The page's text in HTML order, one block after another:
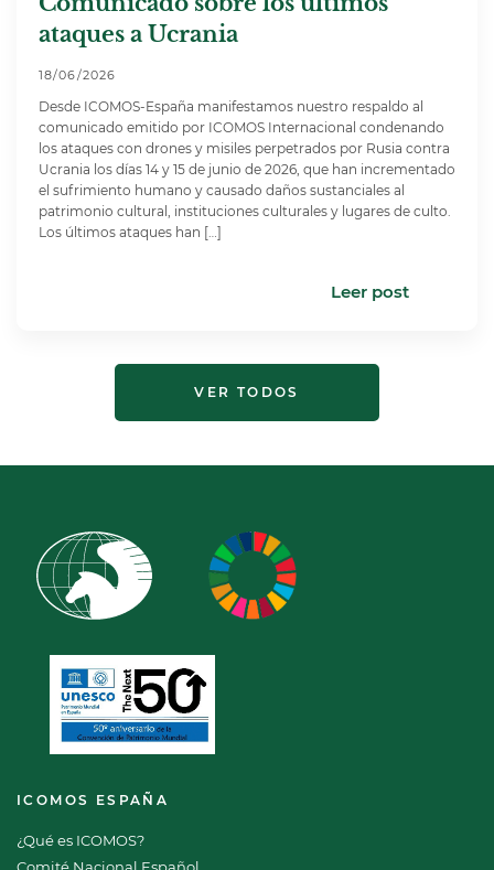
ataques a Ucrania
18/06/2026
Desde ICOMOS-España manifestamos nuestro respaldo al
comunicado emitido por ICOMOS Internacional condenando
los ataques con drones y misiles perpetrados por Rusia contra
Ucrania los días 14 y 15 de junio de 2026, que han incrementado
el sufrimiento humano y causado daños sustanciales al
patrimonio cultural, instituciones culturales y lugares de culto.
Los últimos ataques han […]
Leer post
VER TODOS
ICOMOS ESPAÑA
¿Qué es ICOMOS?
Comité Nacional Español